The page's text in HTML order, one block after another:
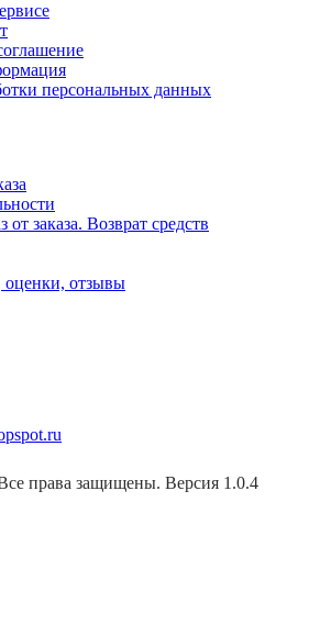
персональных данных
от заказа. Возврат средств
оценки, отзывы
права защищены. Версия 1.0.4